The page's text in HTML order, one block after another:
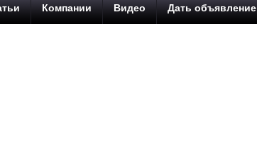
Компании Видео Дать объявление